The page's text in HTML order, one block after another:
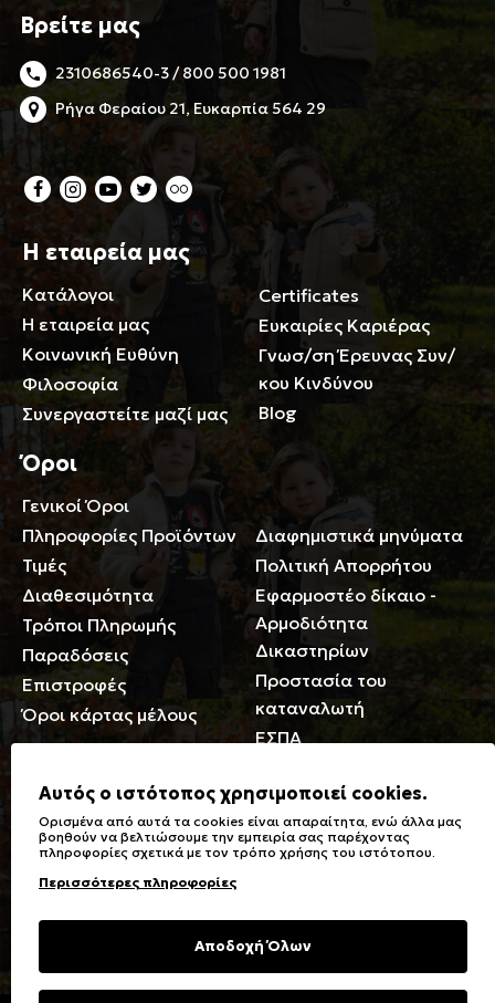
Βρείτε μας
2310686540-3 / 800 500 1981
Ρήγα Φεραίου 21, Ευκαρπία 564 29
Η εταιρεία μας
Κατάλογοι
Η εταιρεία μας
Κοινωνική Ευθύνη
Φιλοσοφία
Συνεργαστείτε μαζί μας
Certificates
Ευκαιρίες Καριέρας
Γνωσ/ση Έρευνας Συν/
κου Κινδύνου
Blog
Όροι
Γενικοί Όροι
Πληροφορίες Προϊόντων
Τιμές
Διαθεσιμότητα
Τρόποι Πληρωμής
Παραδόσεις
Επιστροφές
Όροι κάρτας μέλους
Περιορισμοί ευθύνης
Διαφημιστικά μηνύματα
Πολιτική Απορρήτου
Εφαρμοστέο δίκαιο -
Αρμοδιότητα
Δικαστηρίων
Προστασία του
καταναλωτή
ΕΣΠΑ
Γενικά
Καταστήματα
Ειδικές Εκπτώσεις ΑμΕΑ
Δωροκάρτες
Συχνές Ερωτήσεις
Φροντίδα Ρούχων
Σύμβολα πλύσης,
σιδερώματος
υφασμάτων
Επικοινωνία
Αυτός ο ιστότοπος χρησιμοποιεί cookies.
Ορισμένα από αυτά τα cookies είναι απαραίτητα, ενώ άλλα μας
βοηθούν να βελτιώσουμε την εμπειρία σας παρέχοντας
πληροφορίες σχετικά με τον τρόπο χρήσης του ιστότοπου.
Περισσότερες πληροφορίες
Αποδοχή Όλων